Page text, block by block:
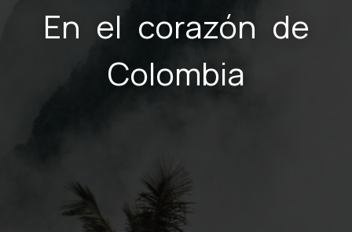
En el corazón de
Colombia